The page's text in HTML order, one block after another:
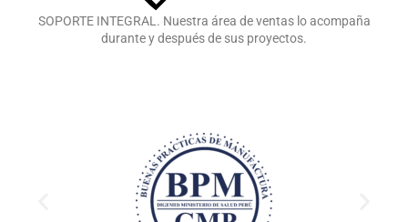
SOPORTE INTEGRAL. Nuestra área de ventas lo acompaña
durante y después de sus proyectos.